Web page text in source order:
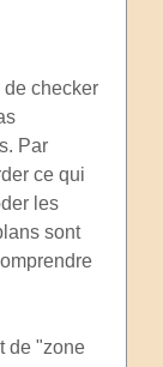
de checker
Par
ce qui
les
sont
de "zone